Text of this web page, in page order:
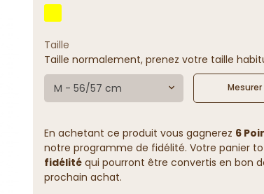
Taille
Taille normalement, prenez votre taille
M - 56/57 cm
En achetant ce produit vous gagnerez 6
notre programme de fidélité. Votre panier
fidélitéqui pourront être convertis en bon
prochain achat.